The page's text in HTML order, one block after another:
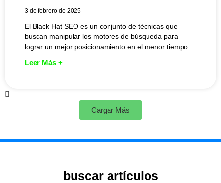
3 de febrero de 2025
El Black Hat SEO es un conjunto de técnicas que
buscan manipular los motores de búsqueda para
lograr un mejor posicionamiento en el menor tiempo
Leer Más +
Cargar Más
buscar artículos